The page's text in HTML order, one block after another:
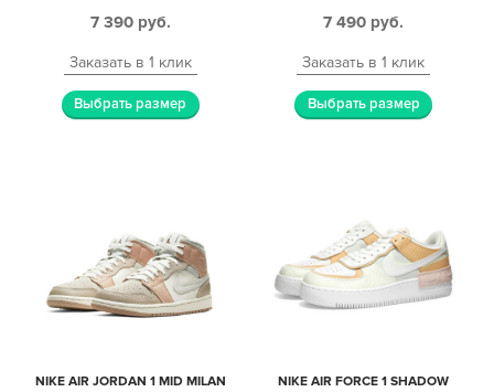
7 390 руб.
Заказать в 1 клик
Выбрать размер
7 490 руб.
Заказать в 1 клик
Выбрать размер
NIKE AIR JORDAN 1 MID MILAN
NIKE AIR FORCE 1 SHADOW